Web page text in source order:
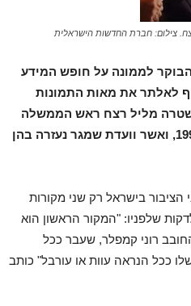
צילום: חברת החדשות הישראלית
לממונה על חופש המידע
לאלתר את מאות התמונות
מליל רצח ראש הממשלה
יצחק רבין ז"ל ב-5 בנובמבר 1995, ואשר וועדת שמגר נעזרה בהן
הציבור בישראל רק שני מקורות
שלפניו: "המקור הראשון הוא
רוני קמפלר, שעבר ככל
ככל הנראה עוות או עורבל" כותב